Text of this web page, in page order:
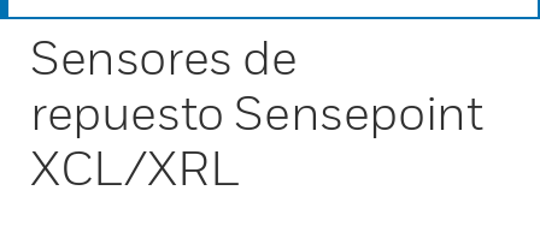
Sensores de
repuesto Sensepoint
XCL/XRL